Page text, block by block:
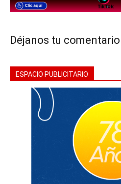
Déjanos tu comentario
ESPACIO PUBLICITARIO